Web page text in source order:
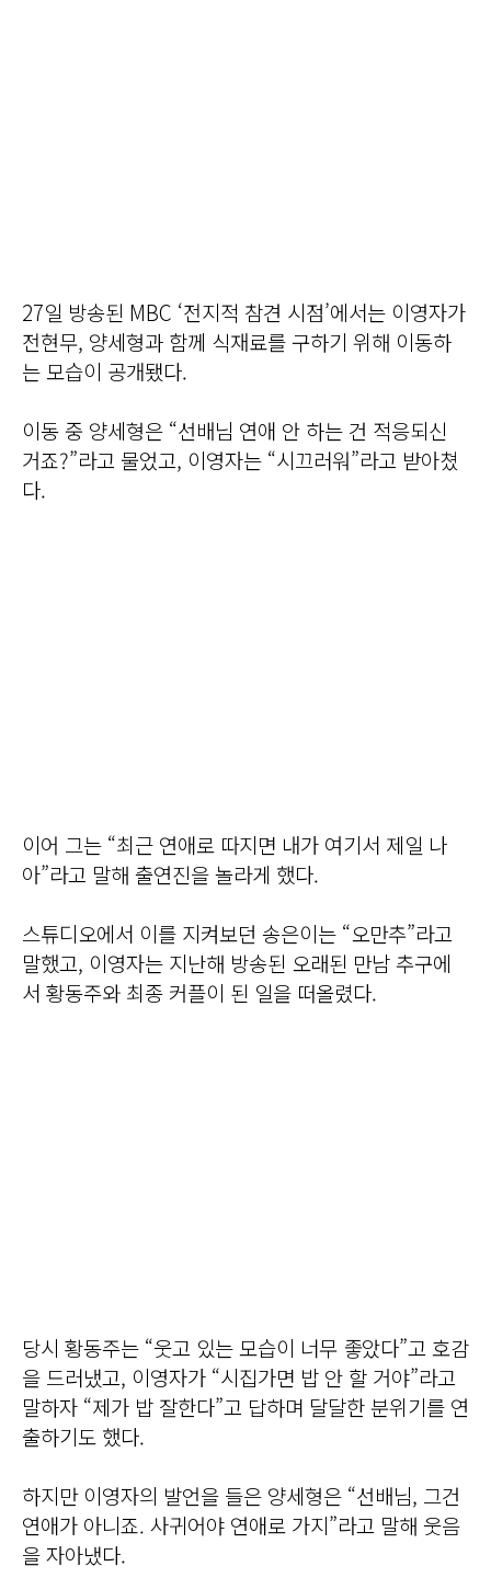
27일 방송된 MBC ‘전지적 참견 시점’에서는 이영자가
전현무, 양세형과 함께 식재료를 구하기 위해 이동하
는 모습이 공개됐다.
이동 중 양세형은 “선배님 연애 안 하는 건 적응되신
거죠?”라고 물었고, 이영자는 “시끄러워”라고 받아쳤
다.
이어 그는 “최근 연애로 따지면 내가 여기서 제일 나
아”라고 말해 출연진을 놀라게 했다.
스튜디오에서 이를 지켜보던 송은이는 “오만추”라고
말했고, 이영자는 지난해 방송된 오래된 만남 추구에
서 황동주와 최종 커플이 된 일을 떠올렸다.
당시 황동주는 “웃고 있는 모습이 너무 좋았다”고 호감
을 드러냈고, 이영자가 “시집가면 밥 안 할 거야”라고
말하자 “제가 밥 잘한다”고 답하며 달달한 분위기를 연
출하기도 했다.
하지만 이영자의 발언을 들은 양세형은 “선배님, 그건
연애가 아니죠. 사귀어야 연애로 가지”라고 말해 웃음
을 자아냈다.